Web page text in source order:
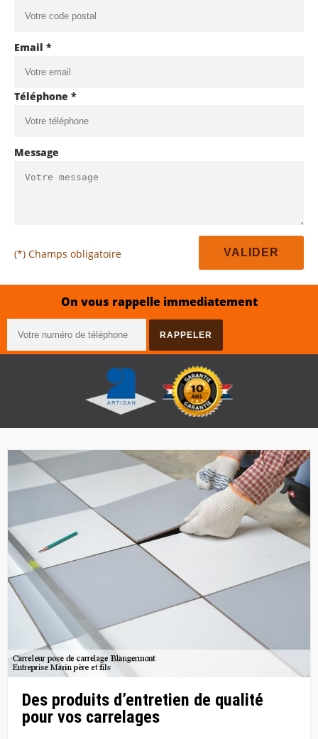
Email *
Téléphone *
Message
(*) Champs obligatoire
On vous rappelle immediatement
Des produits d’entretien de qualité
pour vos carrelages